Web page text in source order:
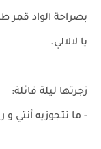
بصراحة الواد
يا لالالي.
زجرتها ليلة قائلة:
- ما تتجوزيه أنتي و